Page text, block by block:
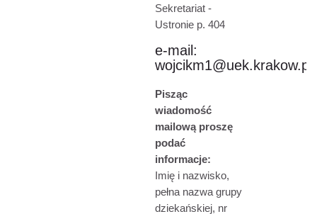
Sekretariat -
Ustronie p. 404
e-mail:
wojcikm1@uek.krakow.pl
Pisząc
wiadomość
mailową proszę
podać
informacje:
Imię i nazwisko,
pełna nazwa grupy
dziekańskiej, nr